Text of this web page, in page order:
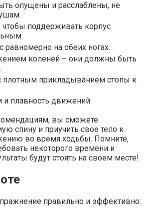
опущены и расслаблены, не
поддерживать корпус
равномерно на обеих ногах.
коленей – они должны быть
плотным прикладыванием стопы к
плавность движений.
вы сможете
спину и приучить свое тело к
во время ходьбы. Помните,
некоторого времени и
будут стоять на своем месте!
правильно и эффективно: